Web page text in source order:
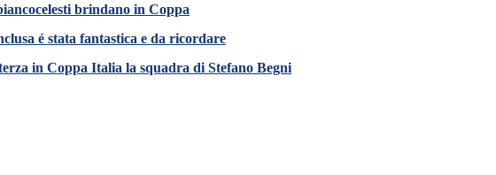
brindano in Coppa
é stata fantastica e da ricordare
in Coppa Italia la squadra di Stefano Begni